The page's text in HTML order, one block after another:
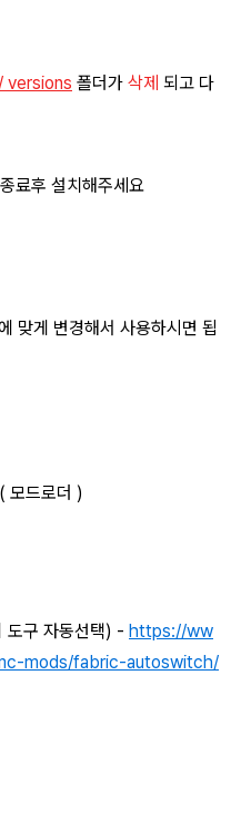
versions 폴더가 삭제 되고 다
료후 설치해주세요
맞게 변경해서 사용하시면 됩
( 모드로더 )
도구 자동선택) - https://ww
mods/fabric-autoswitch/